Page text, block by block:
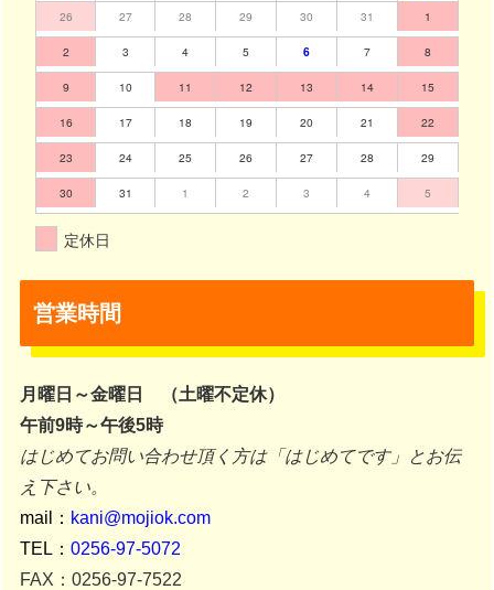
26 27 28 29 30 31 1
2 3 4 5 6 7 8
9 10 11 12 13 14 15
16 17 18 19 20 21 22
23 24 25 26 27 28 29
30 31 1 2 3 4 5
定休日
営業時間
月曜日～金曜日 （土曜不定休）
午前9時～午後5時
はじめてお問い合わせ頂く方は「はじめてです」とお伝
え下さい。
mail： kani@mojiok.com
TEL：0256-97-5072
FAX：0256-97-7522